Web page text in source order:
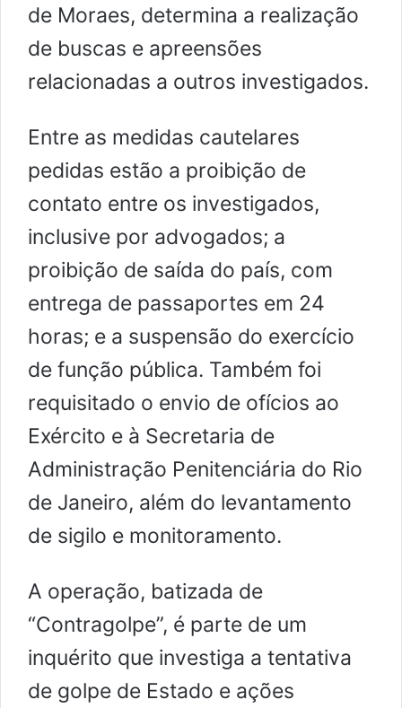
de Moraes, determina a realização
de buscas e apreensões
relacionadas a outros investigados.
Entre as medidas cautelares
pedidas estão a proibição de
contato entre os investigados,
inclusive por advogados; a
proibição de saída do país, com
entrega de passaportes em 24
horas; e a suspensão do exercício
de função pública. Também foi
requisitado o envio de ofícios ao
Exército e à Secretaria de
Administração Penitenciária do Rio
de Janeiro, além do levantamento
de sigilo e monitoramento.
A operação, batizada de
“Contragolpe”, é parte de um
inquérito que investiga a tentativa
de golpe de Estado e ações